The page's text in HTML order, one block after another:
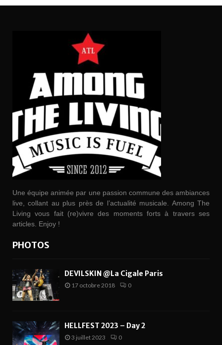
Une équipe animée par une passion commune des ambiances
live, collant au plus près de l’actualité musicale. Among The
Living vous fait (re)vivre des moments forts à travers ses
articles. Enjoy !
PHOTOS
DEVILSKIN @La Cigale Paris
17 octobre 2018 0
HELLFEST 2023 – Day 2
3 juillet 2023 0